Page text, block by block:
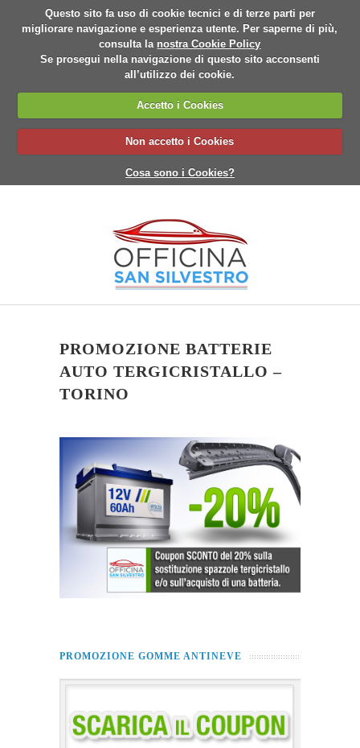
Questo sito fa uso di cookie tecnici e di terze parti per
migliorare navigazione e esperienza utente. Per saperne di più,
consulta la nostra Cookie Policy
Se prosegui nella navigazione di questo sito acconsenti
all’utilizzo dei cookie.
Accetto i Cookies
Non accetto i Cookies
Cosa sono i Cookies?
PROMOZIONE BATTERIE
AUTO TERGICRISTALLO –
TORINO
PROMOZIONE GOMME ANTINEVE